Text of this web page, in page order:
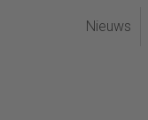
Nieuws